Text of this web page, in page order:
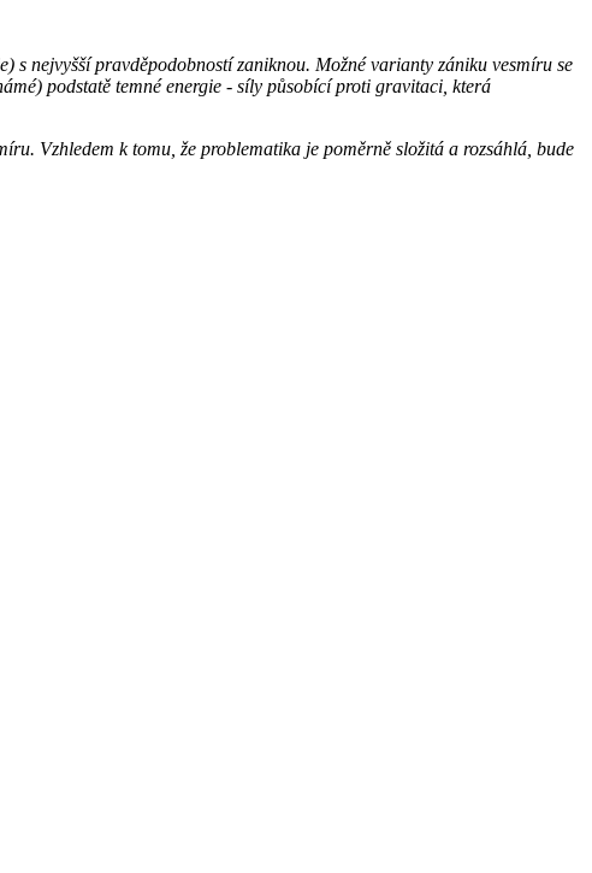
s nejvyšší pravděpodobností zaniknou. Možné varianty zániku vesmíru se
podstatě temné energie - síly působící proti gravitaci, která
Vzhledem k tomu, že problematika je poměrně složitá a rozsáhlá, bude